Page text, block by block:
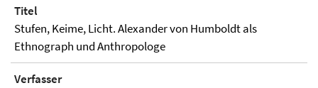
Titel
Stufen, Keime, Licht. Alexander von Humboldt als
Ethnograph und Anthropologe
Verfasser